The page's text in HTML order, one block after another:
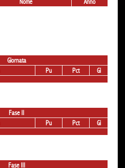
Giornata
Pu Pct Gi
Fase II
Pu Pct Gi
Fase III